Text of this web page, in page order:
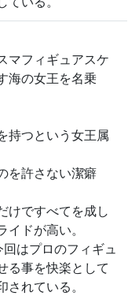
マフィギュアスケ
海の女王を名乗
持つという女王属
を許さない潔癖
けですべてを成し
ドが高い。
はプロのフィギュ
る事を快楽として
れている。